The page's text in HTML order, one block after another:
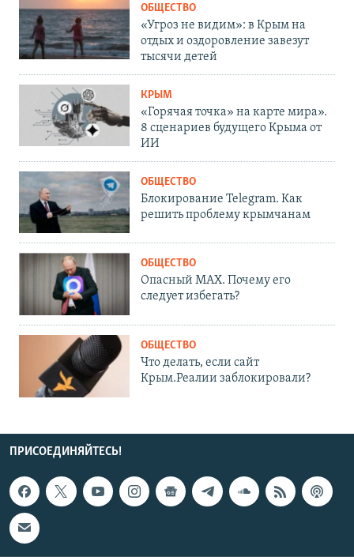
ОБЩЕСТВО
«Угроз не видим»: в Крым на
отдых и оздоровление завезут
тысячи детей
КРЫМ
«Горячая точка» на карте мира».
8 сценариев будущего Крыма от
ИИ
ОБЩЕСТВО
Блокирование Telegram. Как
решить проблему крымчанам
ОБЩЕСТВО
Опасный MAX. Почему его
следует избегать?
ОБЩЕСТВО
Что делать, если сайт
Крым.Реалии заблокировали?
ПРИСОЕДИНЯЙТЕСЬ!